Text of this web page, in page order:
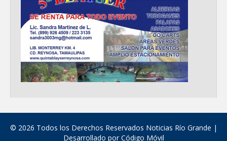
© 2026 Todos los Derechos Reservados Noticias Río Grande |
Desarrollado porCódigo Móvil